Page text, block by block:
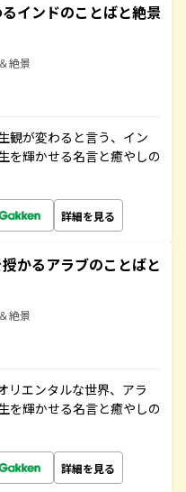
インドのことばと絶景
絶景
観が変わると言う、イン
を輝かせる名言と癒やしの
詳細を見る
かるアラブのことばと
絶景
リエンタルな世界、アラ
を輝かせる名言と癒やしの
詳細を見る